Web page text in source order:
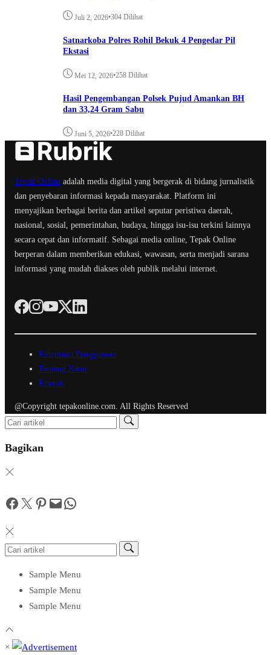
Juli 2, 2026•304 Dilihat
Satnarkoba Polres Rohil Bekuk 4 Pengedar Pil
Ekstasi
Mei 12, 2026•258 Dilihat
Hasil Pengembangan Polsek Pujud Amankan BH
dan 33,24 Gram Sabu
Juni 5, 2026•228 Dilihat
Tepak Online adalah media digital yang bergerak di bidang jurnalistik
dan penyebaran informasi kepada masyarakat. Platform ini
menyajikan berbagai berita dan artikel seputar peristiwa daerah,
nasional, sosial, pemerintahan, budaya, hingga isu-isu terkini lainnya
secara cepat dan informatif. Sebagai media online, Tepak Online
berperan dalam memberikan edukasi, wawasan, serta menjadi sarana
informasi yang mudah diakses oleh publik melalui internet.
Ketentuan Penggunaan
Tentang Kami
Kontak
@Copyright tepakonline.com. All Rights Reserved
Bagikan
Facebook
Twitter
Pinterest
MailWhatsApp
Sample Menu
Sample Menu
Sample Menu
×